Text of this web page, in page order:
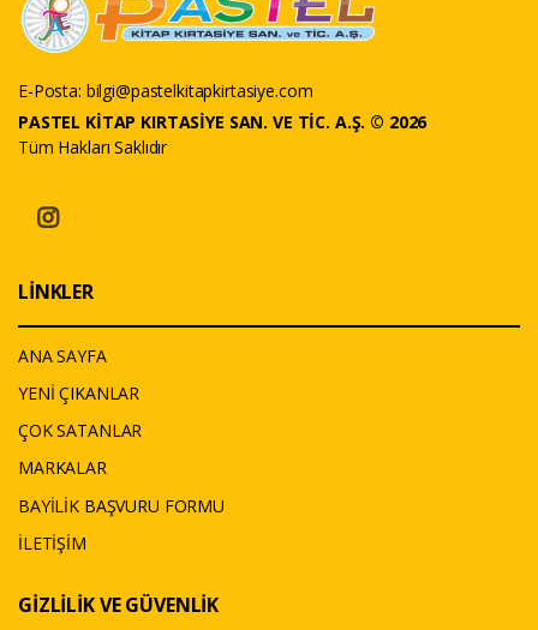
E-Posta: bilgi@pastelkitapkirtasiye.com
PASTEL KİTAP KIRTASİYE SAN. VE TİC. A.Ş. © 2026
Tüm Hakları Saklıdır
LİNKLER
ANA SAYFA
YENİ ÇIKANLAR
ÇOK SATANLAR
MARKALAR
BAYİLİK BAŞVURU FORMU
İLETİŞİM
GİZLİLİK VE GÜVENLİK